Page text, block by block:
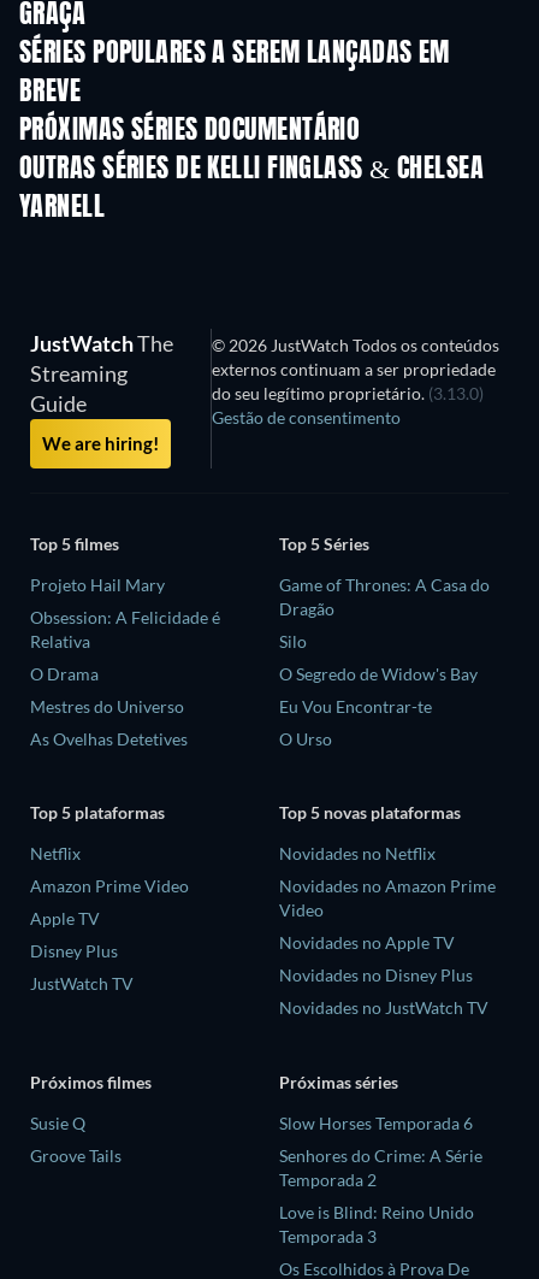
GRAÇA
SÉRIES POPULARES A SEREM LANÇADAS EM
BREVE
PRÓXIMAS SÉRIES DOCUMENTÁRIO
Temporada 1 Temporada 1
OUTRAS SÉRIES DE KELLI FINGLASS & CHELSEA
YARNELL
JustWatchThe
Streaming
Guide
We are hiring!
© 2026 JustWatch Todos os conteúdos
externos continuam a ser propriedade
do seu legítimo proprietário. (3.13.0)
Gestão de consentimento
Top 5 filmes
Projeto Hail Mary
Obsession: A Felicidade é
Relativa
O Drama
Mestres do Universo
As Ovelhas Detetives
Top 5 Séries
Game of Thrones: A Casa do
Dragão
Silo
O Segredo de Widow's Bay
Eu Vou Encontrar-te
O Urso
Top 5 plataformas
Netflix
Amazon Prime Video
Apple TV
Disney Plus
JustWatch TV
Top 5 novas plataformas
Novidades no Netflix
Novidades no Amazon Prime
Video
Novidades no Apple TV
Novidades no Disney Plus
Novidades no JustWatch TV
Próximos filmes
Susie Q
Groove Tails
Próximas séries
Slow Horses Temporada 6
Senhores do Crime: A Série
Temporada 2
Love is Blind: Reino Unido
Temporada 3
Os Escolhidos à Prova De